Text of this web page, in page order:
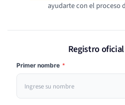
ayudarte con el proceso
Registro
Primer nombre *